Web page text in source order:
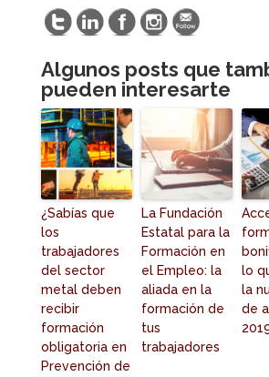
Algunos posts que
pueden interesarte
¿Sabías que
los
trabajadores
del sector
metal deben
recibir
formación
obligatoria en
Prevención de
La Fundación
Estatal para la
Formación en
el Empleo: la
aliada en la
formación de
tus
trabajadores
lo
la
de